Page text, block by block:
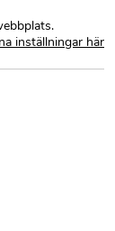
sälja
inställningar här